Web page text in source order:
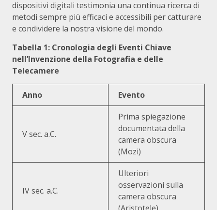
dispositivi digitali testimonia una continua ricerca di
metodi sempre più efficaci e accessibili per catturare
e condividere la nostra visione del mondo.
Tabella 1: Cronologia degli Eventi Chiave
nell’Invenzione della Fotografia e delle
Telecamere
Anno Evento
V sec. a.C.
Prima spiegazione
documentata della
camera obscura
(Mozi)
IV sec. a.C.
Ulteriori
osservazioni sulla
camera obscura